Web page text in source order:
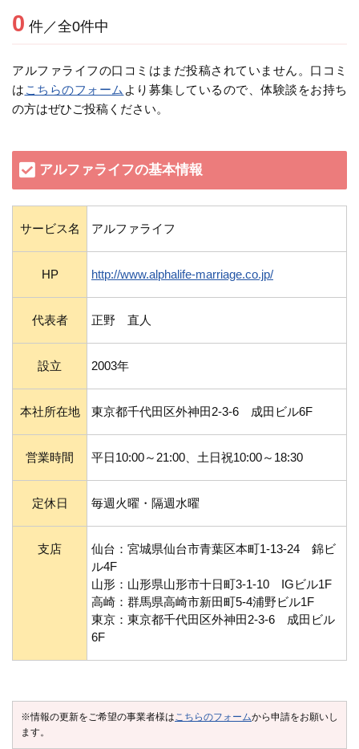
0 件／全0件中
アルファライフの口コミはまだ投稿されていません。口コミ
は こちらのフォーム より募集しているので、体験談をお持ち
の方はぜひご投稿ください。
アルファライフの基本情報
サービス名 アルファライフ
HP http://www.alphalife-marriage.co.jp/
代表者 正野 直人
設立 2003年
本社所在地 東京都千代田区外神田2-3-6 成田ビル6F
営業時間 平日10:00～21:00、土日祝10:00～18:30
定休日 毎週火曜・隔週水曜
支店
仙台：宮城県仙台市青葉区本町1-13-24 錦ビ
ル4F
山形：山形県山形市十日町3-1-10 IGビル1F
高崎：群馬県高崎市新田町5-4浦野ビル1F
東京：東京都千代田区外神田2-3-6 成田ビル
6F
※情報の更新をご希望の事業者様はこちらのフォームから申請をお願いし
ます。